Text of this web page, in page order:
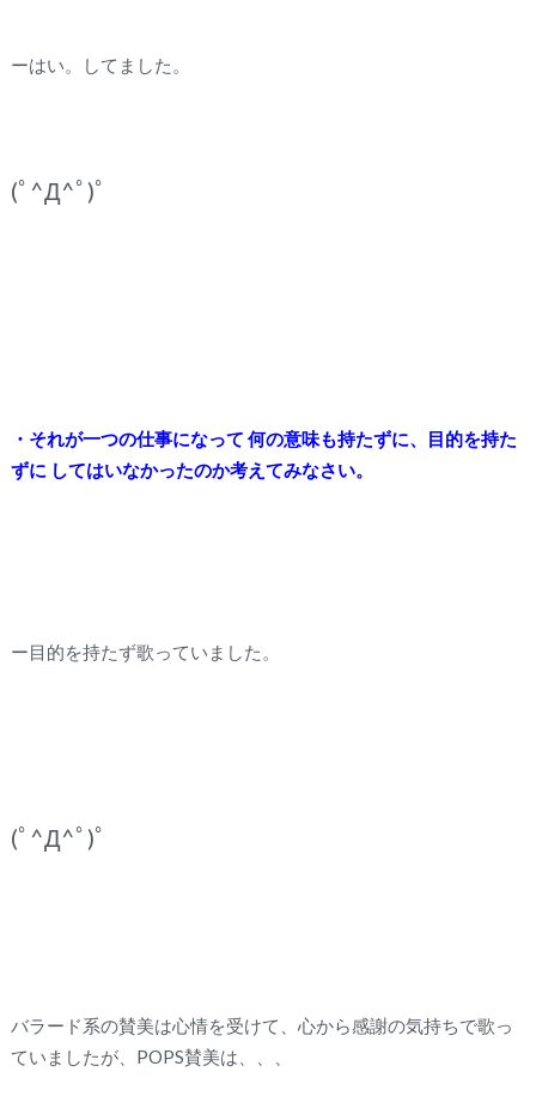
ーはい。してました。
(ﾟ^Д^ﾟ)ﾟ
・それが一つの仕事になって 何の意味も持たずに、目的を持た
ずに してはいなかったのか考えてみなさい。
ー目的を持たず歌っていました。
(ﾟ^Д^ﾟ)ﾟ
バラード系の賛美は心情を受けて、心から感謝の気持ちで歌っ
ていましたが、POPS賛美は、、、